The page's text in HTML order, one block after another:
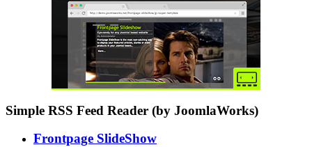
Simple RSS Feed Reader (by JoomlaWorks)
Frontpage SlideShow